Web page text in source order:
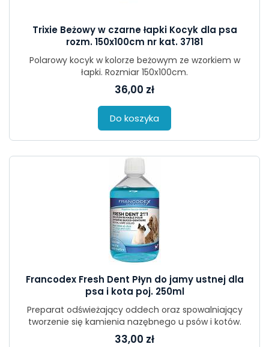
Trixie Beżowy w czarne łapki Kocyk dla psa
rozm. 150x100cm nr kat. 37181
Polarowy kocyk w kolorze beżowym ze wzorkiem w
łapki. Rozmiar 150x100cm.
36,00 zł
Do koszyka
Francodex Fresh Dent Płyn do jamy ustnej dla
psa i kota poj. 250ml
Preparat odświeżający oddech oraz spowalniający
tworzenie się kamienia nazębnego u psów i kotów.
33,00 zł